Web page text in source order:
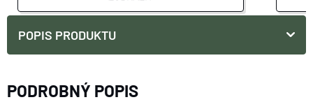
POPIS PRODUKTU
PODROBNÝ POPIS